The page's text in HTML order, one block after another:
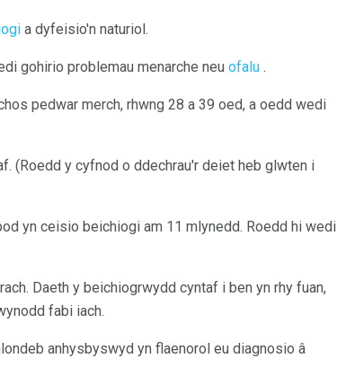
a dyfeisio'n naturiol.
gohirio problemau menarche neu ofalu .
pedwar merch, rhwng 28 a 39 oed, a oedd wedi
(Roedd y cyfnod o ddechrau'r deiet heb glwten i
yn ceisio beichiogi am 11 mlynedd. Roedd hi wedi
Daeth y beichiogrwydd cyntaf i ben yn rhy fuan,
fabi iach.
anhysbyswyd yn flaenorol eu diagnosio â